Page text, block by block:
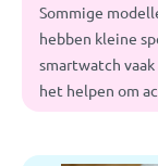
Sommige
hebben kleine
smartwatch
het helpen om